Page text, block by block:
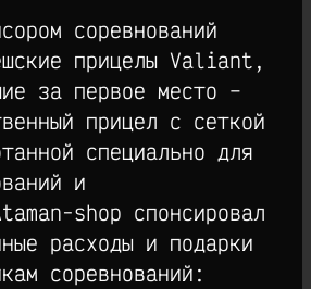
соревнований
прицелы Valiant,
за первое место –
прицел с сеткой
специально для
и
shop спонсировал
расходы и подарки
соревнований: